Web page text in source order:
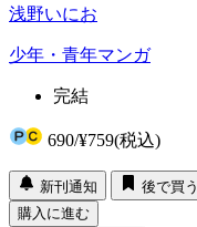
浅野いにお
少年・青年マンガ
完結
690/¥759(税込)
新刊通知
後で買う
購入に進む